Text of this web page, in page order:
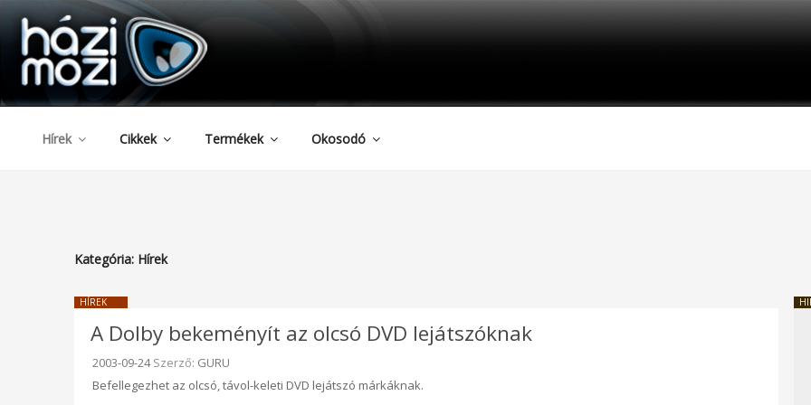
Tartalomhoz
HAZIMOZI
Hírek Cikkek Termékek Okosodó
Kategória: Hírek
HÍREK
A Dolby bekeményít az olcsó DVD lejátszóknak
Beküldve:
2003-09-24Szerző: GURU
Befellegezhet az olcsó, távol-keleti DVD lejátszó márkáknak.